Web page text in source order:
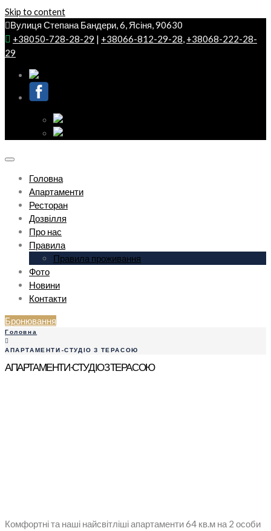
Skip to content
Вулиця Степана Бандери, 6, Ясіня, 90630
+38050-728-28-29 | +38066-812-29-28, +38068-222-28-
29
Головна
Апартаменти
Ресторан
Дозвілля
Про нас
Правила
Правила проживання
Фото
Новини
Контакти
Бронювання
Головна
АПАРТАМЕНТИ-СТУДІО З ТЕРАСОЮ
АПАРТАМЕНТИ-СТУДІО З ТЕРАСОЮ
Комфортні та наші найсвітліші апартаменти 64 кв.м на 2 особи